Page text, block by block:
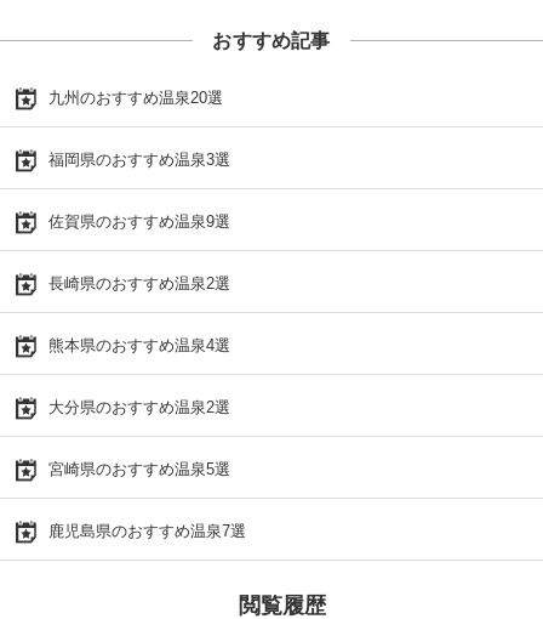
おすすめ記事
九州のおすすめ温泉20選
福岡県のおすすめ温泉3選
佐賀県のおすすめ温泉9選
長崎県のおすすめ温泉2選
熊本県のおすすめ温泉4選
大分県のおすすめ温泉2選
宮崎県のおすすめ温泉5選
鹿児島県のおすすめ温泉7選
閲覧履歴